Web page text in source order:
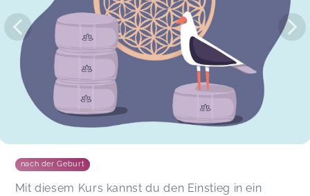
Ein toller Kurs. Hat mir Spaß gemacht und ich bin
teilweise echt ins Schwitzen gekommen!
Skrollan,
Das war ein super Kurs. Hat richtig Spaß
gemacht! Die Übungen holen einen gut ab und
die Atmosphäre war super menschlich und
nach der Geburt
Mit diesem Kurs kannst du den Einstieg in ein